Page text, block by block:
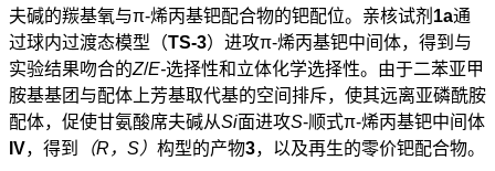
夫碱的羰基氧与π-烯丙基钯配合物的钯配位。亲核试剂 1a通
过球内过渡态模型（TS-3）进攻π-烯丙基钯中间体，得到与
实验结果吻合的Z/E-选择性和立体化学选择性。由于二苯亚甲
胺基基团与配体上芳基取代基的空间排斥，使其远离亚磷酰胺
配体，促使甘氨酸席夫碱从Si面进攻S-顺式π-烯丙基钯中间体
IV，得到 （R ， S） 构型的产物3，以及再生的零价钯配合物。